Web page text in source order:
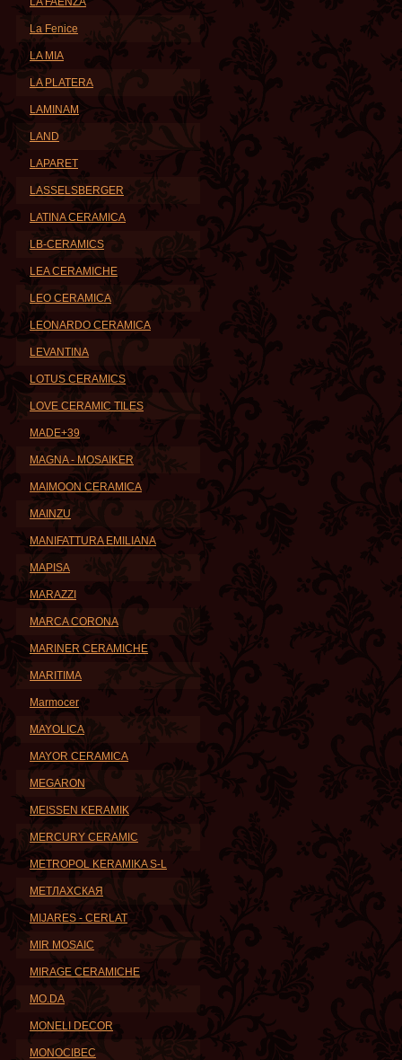
La Fenice
LA MIA
LA PLATERA
LAMINAM
LAND
LAPARET
LASSELSBERGER
LATINA CERAMICA
LB-CERAMICS
LEA CERAMICHE
LEO CERAMICA
LEONARDO CERAMICA
LEVANTINA
LOTUS CERAMICS
LOVE CERAMIC TILES
MADE+39
MAGNA - MOSAIKER
MAIMOON CERAMICA
MAINZU
MANIFATTURA EMILIANA
MAPISA
MARAZZI
MARCA CORONA
MARINER CERAMICHE
MARITIMA
Marmocer
MAYOLICA
MAYOR CERAMICA
MEGARON
MEISSEN KERAMIK
MERCURY CERAMIC
METROPOL KERAMIKA S-L
METЛАХСКАЯ
MIJARES - CERLAT
MIR MOSAIC
MIRAGE CERAMICHE
MO.DA
MONELI DECOR
MONOCIBEC